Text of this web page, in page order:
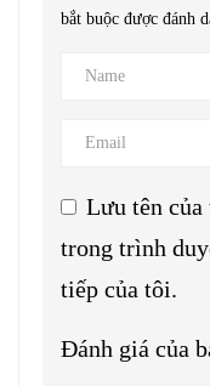
bắt buộc được đánh
Lưu tên
trong trình
tiếp của tôi.
Đánh giá của